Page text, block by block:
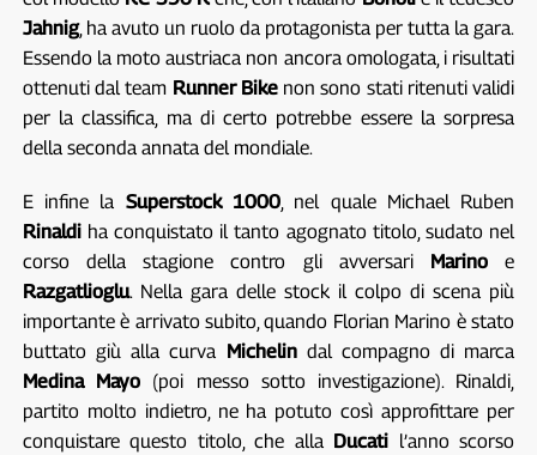
Jahnig, ha avuto un ruolo da protagonista per tutta la gara.
Essendo la moto austriaca non ancora omologata, i risultati
ottenuti dal team Runner Bikenon sono stati ritenuti validi
per la classifica, ma di certo potrebbe essere la sorpresa
della seconda annata del mondiale.
E infine la Superstock 1000, nel quale Michael Ruben
Rinaldiha conquistato il tanto agognato titolo, sudato nel
corso della stagione contro gli avversari Marinoe
Razgatlioglu. Nella gara delle stock il colpo di scena più
importante è arrivato subito, quando Florian Marino è stato
buttato giù alla curva Michelindal compagno di marca
Medina Mayo (poi messo sotto investigazione). Rinaldi,
partito molto indietro, ne ha potuto così approfittare per
conquistare questo titolo, che alla Ducati l’anno scorso